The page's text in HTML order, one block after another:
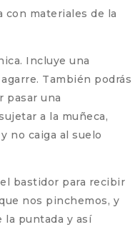
con materiales de la
Incluye una
También podrás
pasar una
a la muñeca,
no caiga al suelo
bastidor para recibir
nos pinchemos, y
la puntada y así